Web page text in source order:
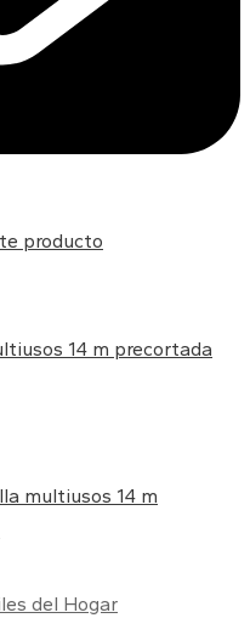
producto
del Hogar